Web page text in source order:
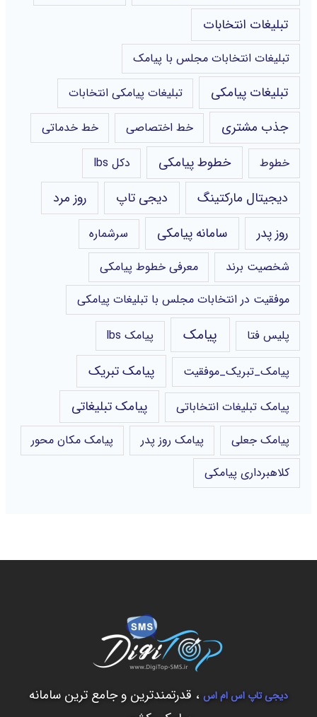
تبلیغات انتخابات
تبلیغات انتخابات مجلس با پیامک
تبلیغات پیامکی تبلیغات پیامکی انتخابات
جذب مشتری خط اختصاصی
خط خدماتی
خطوط
خطوط پیامکی دکل lbs
دیجیتال مارکتینگ دیجی تاپ
روز مرد
روز پدر
سامانه پیامکی
سرشماره
شخصیت برند
معرفی خطوط پیامکی
موفقیت در انتخابات مجلس با تبلیغات پیامکی
پلیس فتا پیامک پیامک lbs
پیامک_تبریک_موفقیت پیامک تبریک
پیامک تبلیغات انتخاباتی پیامک تبلیغاتی
پیامک جعلی پیامک روز پدر
پیامک مکان محور
کلاهبرداری پیامکی
دیجی تاپ اس ام اس ، قدرتمندترین و جامع ترین سامانه